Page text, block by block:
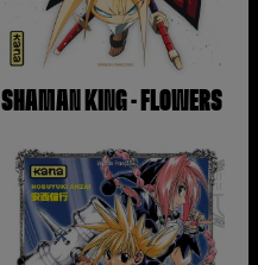
SHAMAN KING - FLOWERS